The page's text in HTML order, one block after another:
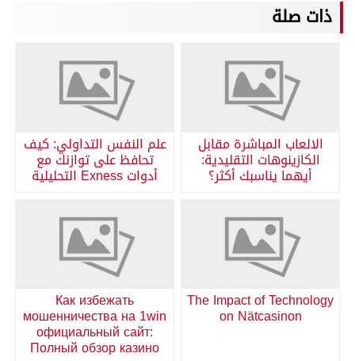
ذات صلة
الالعاب المباشرة مقابل
الكازينوهات التقليدية:
أيهما يناسبك أكثر؟
علم النفس التداولي: كيف
تحافظ على توازنك مع
أدوات Exness التحليلية
The Impact of Technology
on Nätcasinon
Как избежать
мошенничества на 1win
официальный сайт:
Полный обзор казино